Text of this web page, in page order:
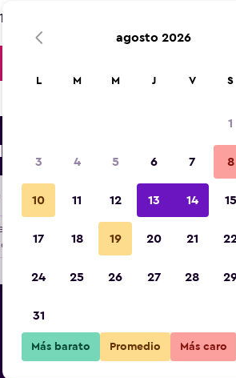
habitación
Oferta más barata de precio
Proveedor Total noche
tipo
$149
agosto 2026
L M M J V S
1
3 4 5 6 7 8
10 11 12 13 14 15
17 18 19 20 21
24 25 26 27 28
31
Más barato Promedio Más caro